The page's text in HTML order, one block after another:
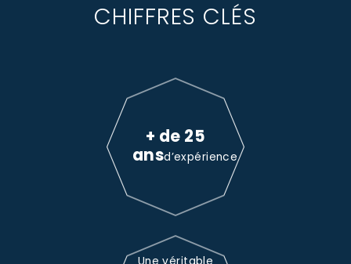
CHIFFRES CLÉS
+ de 25
ansd’expérience